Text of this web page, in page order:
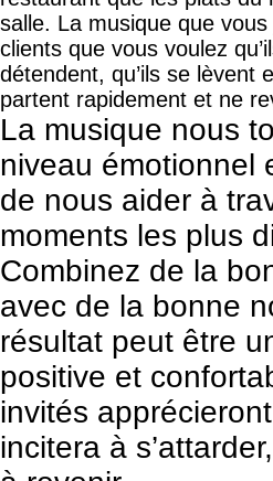
salle. La musique que
clients que vous voulez
détendent, qu’ils se lèvent
partent rapidement et ne
La musique nous
niveau émotionnel
de nous aider à
moments les plus
Combinez de la
avec de la bonne
résultat peut être
positive et
invités
incitera à